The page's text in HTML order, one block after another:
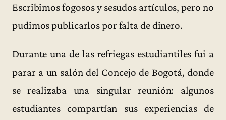
Escribimos fogosos y sesudos artículos, pero no
pudimos publicarlos por falta de dinero.
Durante una de las refriegas estudiantiles fui a
parar a un salón del Concejo de Bogotá, donde
se realizaba una singular reunión: algunos
estudiantes compartían sus experiencias de